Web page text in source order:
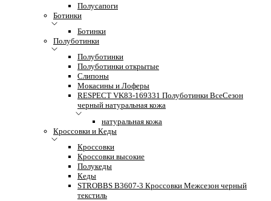
Полусапоги
Ботинки
Ботинки
Полуботинки
Полуботинки
Полуботинки открытые
Слипоны
Мокасины и Лоферы
RESPECT VK83-169331 Полуботинки ВсеСезон
черный натуральная кожа
натуральная кожа
Кроссовки и Кеды
Кроссовки
Кроссовки высокие
Полукеды
Кеды
STROBBS B3607-3 Кроссовки Межсезон черный
текстиль